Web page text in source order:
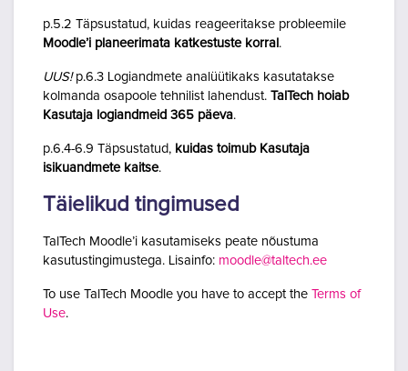
p.5.2 Täpsustatud, kuidas reageeritakse probleemile
Moodle’i planeerimata katkestuste korral .
UUS!p.6.3 Logiandmete analüütikaks kasutatakse
kolmanda osapoole tehnilist lahendust. TalTech hoiab
Kasutaja logiandmeid 365 päeva.
p.6.4-6.9 Täpsustatud, kuidas toimub Kasutaja
isikuandmete kaitse.
Täielikud tingimused
TalTech Moodle’i kasutamiseks peate nõustuma
kasutustingimustega. Lisainfo: moodle@taltech.ee
To use TalTech Moodle you have to accept the Terms of
Use.